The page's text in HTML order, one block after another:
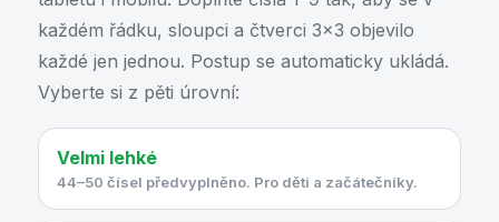
každém řádku, sloupci a čtverci 3×3 objevilo
každé jen jednou. Postup se automaticky ukládá.
Vyberte si z pěti úrovní:
Velmi lehké
44–50 čísel předvyplněno. Pro děti a začátečníky.